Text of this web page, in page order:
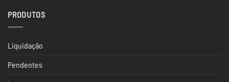
2024
para
PRODUTOS
Liquidação
Pendentes